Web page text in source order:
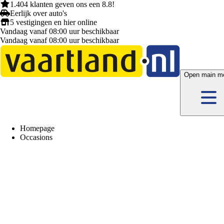
1.404 klanten geven ons een 8.8!
Eerlijk over auto's
5 vestigingen en hieronline
Vandaag vanaf 08:00 uur beschikbaar
Vandaag vanaf 08:00 uur beschikbaar
Open main
Homepage
Occasions